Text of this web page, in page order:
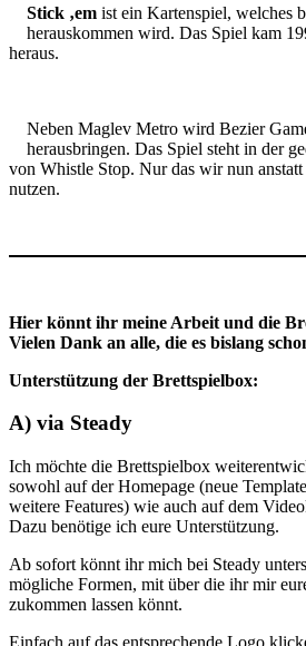
Stick ‚em ist ein Kartenspiel, welches
herauskommen wird. Das Spiel kam
heraus.
Neben Maglev Metro wird Bezier
herausbringen. Das Spiel steht in der
von Whistle Stop. Nur das wir nun
nutzen.
Hier könnt ihr meine Arbeit und die
Vielen Dank an alle, die es bislang
Unterstützung der Brettspielbox:
A) via Steady
Ich möchte die Brettspielbox
sowohl auf der Homepage (neue
weitere Features) wie auch auf dem
Dazu benötige ich eure Unterstützung.
Ab sofort könnt ihr mich bei Steady
mögliche Formen, mit über die ihr mir
zukommen lassen könnt.